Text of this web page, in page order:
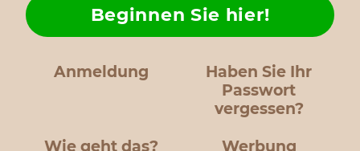
Anmeldung
Haben Sie Ihr
Passwort
vergessen?
Wie geht das?
Beginnen Sie hier!
Werbung